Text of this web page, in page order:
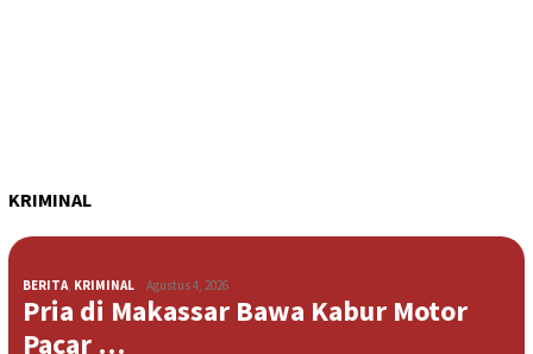
KRIMINAL
BERITA, KRIMINAL Agustus 4, 2026
Pria di Makassar Bawa Kabur Motor
Pacar …